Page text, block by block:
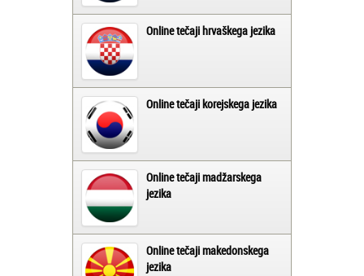
Online tečaji hrvaškega jezika
Online tečaji korejskega jezika
Online tečaji madžarskega
jezika
Online tečaji makedonskega
jezika